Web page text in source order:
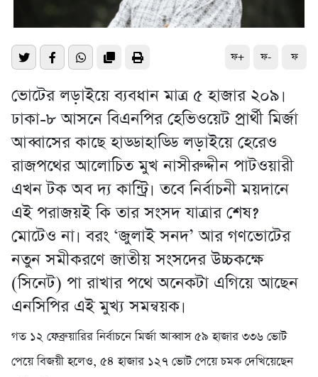
ফ+ ফ- ফ
ভোটের লড়াইয়ে ব্যবধান মাত্র ৫ হাজার ২০৯।
ঢাকা-৮ আসনে বিএনপির হেভিওয়েট প্রার্থী মির্জা
আব্বাসের কাছে হাড্ডাহাড্ডি লড়াইয়ে হেরেও
রাজপথের আলোচিত মুখ নাসীরুদ্দীন পাটওয়ারী
এখন টক অব দ্য কান্ট্রি। তবে নির্বাচনী ময়দানে
এই পরাজয়ই কি তার সংসদ যাত্রার শেষ?
মোটেও না। বরং ‘জুলাই সনদ’ আর গণভোটের
নতুন সমীকরণে জাতীয় সংসদের উচ্চকক্ষে
(সিনেট) পা রাখার পথে অনেকটা এগিয়ে আছেন
এনসিপির এই মুখ্য সমন্বয়ক।
গত ১২ ফেব্রুয়ারির নির্বাচনে মির্জা আব্বাস ৫৯ হাজার ৩৩৬ ভোট
পেয়ে বিজয়ী হলেও, ৫৪ হাজার ১২৭ ভোট পেয়ে চমক দেখিয়েছেন